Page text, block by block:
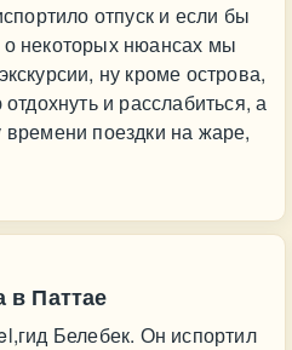
отпуск и если бы
о некоторых нюансах мы
ну кроме острова,
и расслабиться, а
времени поездки на жаре,
в Паттае
Белебек. Он испортил